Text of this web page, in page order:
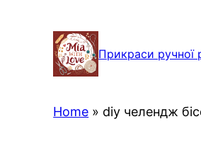
Прикраси ручної
Home » diy челендж